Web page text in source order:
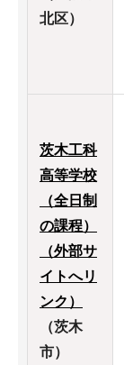
北区）
茨木工科
高等学校
（全日制
の課程）
（外部サ
イトへリ
ンク）
（茨木
市）